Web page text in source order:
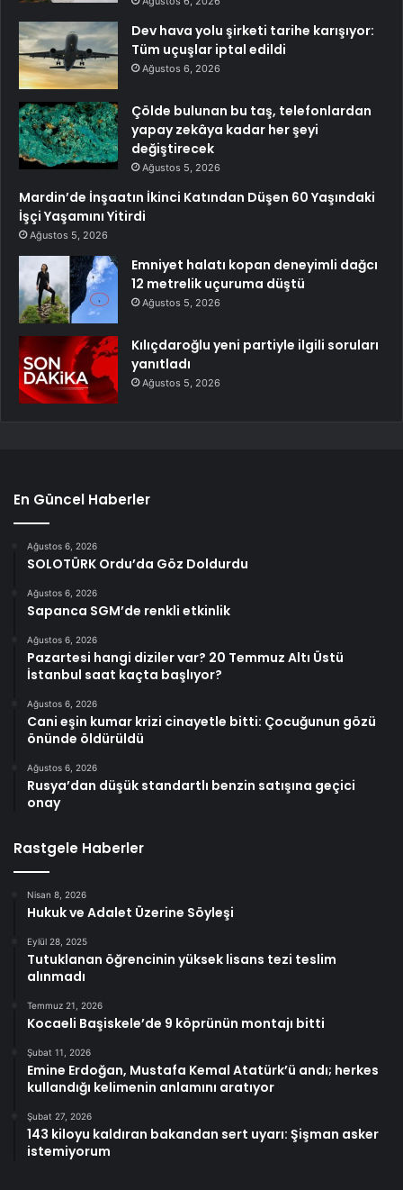
Dev hava yolu şirketi tarihe karışıyor:
Tüm uçuşlar iptal edildi
Ağustos 6, 2026
Çölde bulunan bu taş, telefonlardan
yapay zekâya kadar her şeyi
değiştirecek
Ağustos 5, 2026
Mardin’de İnşaatın İkinci Katından Düşen 60 Yaşındaki
İşçi Yaşamını Yitirdi
Ağustos 5, 2026
Emniyet halatı kopan deneyimli dağcı
12 metrelik uçuruma düştü
Ağustos 5, 2026
Kılıçdaroğlu yeni partiyle ilgili soruları
yanıtladı
Ağustos 5, 2026
En Güncel Haberler
Ağustos 6, 2026
SOLOTÜRK Ordu’da Göz Doldurdu
Ağustos 6, 2026
Sapanca SGM’de renkli etkinlik
Ağustos 6, 2026
Pazartesi hangi diziler var? 20 Temmuz Altı Üstü
İstanbul saat kaçta başlıyor?
Ağustos 6, 2026
Cani eşin kumar krizi cinayetle bitti: Çocuğunun gözü
önünde öldürüldü
Ağustos 6, 2026
Rusya’dan düşük standartlı benzin satışına geçici
onay
Rastgele Haberler
Nisan 8, 2026
Hukuk ve Adalet Üzerine Söyleşi
Eylül 28, 2025
Tutuklanan öğrencinin yüksek lisans tezi teslim
alınmadı
Temmuz 21, 2026
Kocaeli Başiskele’de 9 köprünün montajı bitti
Şubat 11, 2026
Emine Erdoğan, Mustafa Kemal Atatürk’ü andı; herkes
kullandığı kelimenin anlamını aratıyor
Şubat 27, 2026
143 kiloyu kaldıran bakandan sert uyarı: Şişman asker
istemiyorum